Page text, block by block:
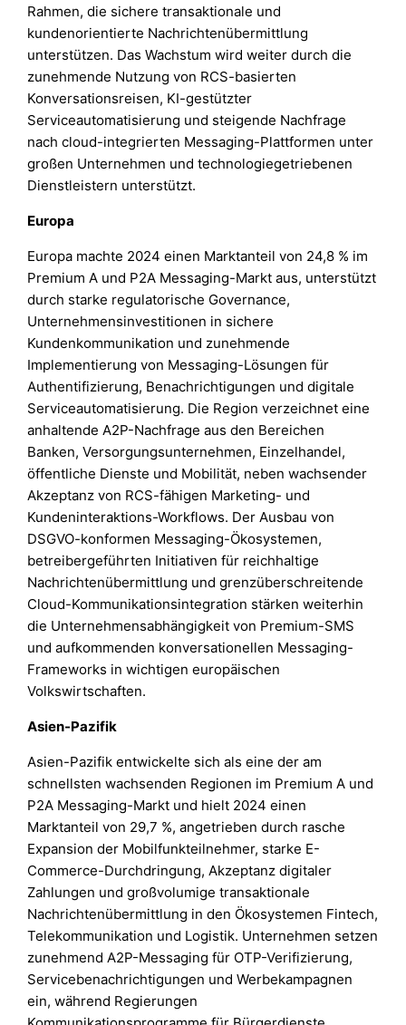
Rahmen, die sichere transaktionale und
kundenorientierte Nachrichtenübermittlung
unterstützen. Das Wachstum wird weiter durch die
zunehmende Nutzung von RCS-basierten
Konversationsreisen, KI-gestützter
Serviceautomatisierung und steigende Nachfrage
nach cloud-integrierten Messaging-Plattformen unter
großen Unternehmen und technologiegetriebenen
Dienstleistern unterstützt.
Europa
Europa machte 2024 einen Marktanteil von 24,8 % im
Premium A und P2A Messaging-Markt aus, unterstützt
durch starke regulatorische Governance,
Unternehmensinvestitionen in sichere
Kundenkommunikation und zunehmende
Implementierung von Messaging-Lösungen für
Authentifizierung, Benachrichtigungen und digitale
Serviceautomatisierung. Die Region verzeichnet eine
anhaltende A2P-Nachfrage aus den Bereichen
Banken, Versorgungsunternehmen, Einzelhandel,
öffentliche Dienste und Mobilität, neben wachsender
Akzeptanz von RCS-fähigen Marketing- und
Kundeninteraktions-Workflows. Der Ausbau von
DSGVO-konformen Messaging-Ökosystemen,
betreibergeführten Initiativen für reichhaltige
Nachrichtenübermittlung und grenzüberschreitende
Cloud-Kommunikationsintegration stärken weiterhin
die Unternehmensabhängigkeit von Premium-SMS
und aufkommenden konversationellen Messaging-
Frameworks in wichtigen europäischen
Volkswirtschaften.
Asien-Pazifik
Asien-Pazifik entwickelte sich als eine der am
schnellsten wachsenden Regionen im Premium A und
P2A Messaging-Markt und hielt 2024 einen
Marktanteil von 29,7 %, angetrieben durch rasche
Expansion der Mobilfunkteilnehmer, starke E-
Commerce-Durchdringung, Akzeptanz digitaler
Zahlungen und großvolumige transaktionale
Nachrichtenübermittlung in den Ökosystemen Fintech,
Telekommunikation und Logistik. Unternehmen setzen
zunehmend A2P-Messaging für OTP-Verifizierung,
Servicebenachrichtigungen und Werbekampagnen
ein, während Regierungen